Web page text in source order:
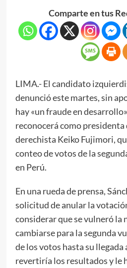
Comparte en tus
LIMA.- El candidato
denunció este martes, sin
hay «un fraude en
reconocerá como presidenta
derechista Keiko Fujimori,
conteo de votos de la
en Perú.
En una rueda de prensa,
solicitud de anular la
considerar que se vulneró la
cambiarse para la segunda
de los votos hasta su llegada
revertiría los resultados y le